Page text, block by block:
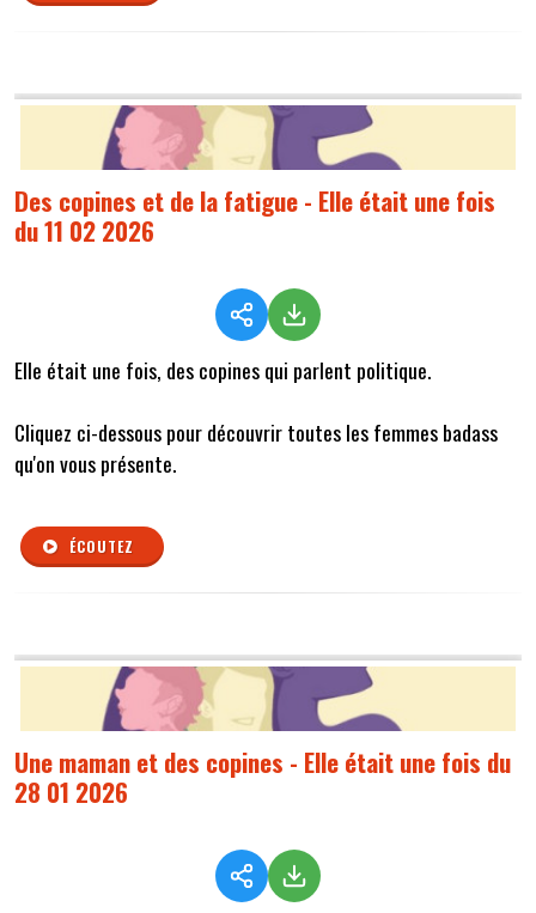
Des copines et de la fatigue - Elle était une fois
du 11 02 2026
Elle était une fois, des copines qui parlent politique.
Cliquez ci-dessous pour découvrir toutes les femmes badass
qu'on vous présente.
ÉCOUTEZ
Une maman et des copines - Elle était une fois du
28 01 2026